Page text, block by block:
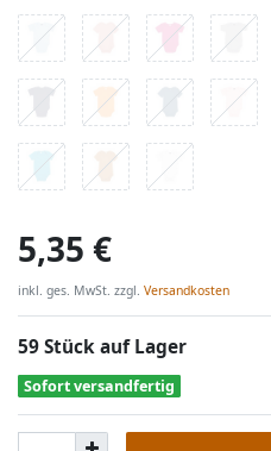
5,35 €
inkl. ges. MwSt. zzgl. Versandkosten
59 Stück auf Lager
Sofort versandfertig